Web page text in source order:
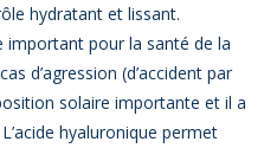
hydratant et lissant.
important pour la santé de la
d’agression (d’accident par
solaire importante et il a
hyaluronique permet